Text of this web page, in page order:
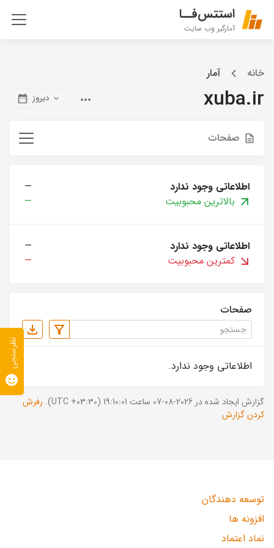
استتس‌فــا
آمارگیر وب سایت
خانه آمار
xuba.ir دیروز
صفحات
اطلاعاتی وجود ندارد
—
بالاترین محبوبیت
—
اطلاعاتی وجود ندارد
—
کمترین محبوبیت
—
صفحات
اطلاعاتی وجود ندارد.
گزارش ایجاد شده در 2026-08-07 ساعت 19:10:01 (UTC +03:30).
رفرش
کردن گزارش
توسعه دهندگان
افزونه ها
نماد اعتماد
نظرسنجی